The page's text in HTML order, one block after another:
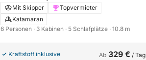
Veleiro Paraty-RJ Crowther 36 11m
Mit Skipper
Topvermieter
Katamaran
6 Personen · 3 Kabinen · 5 Schlafplätze · 10.8 m
Kraftstoff inklusive Ab 329 € / Tag